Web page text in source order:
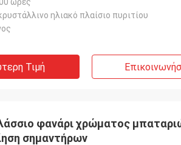
ηλιακό πλαίσιο πυριτίου
Τιμή
φανάρι χρώματος
σημαντήρων